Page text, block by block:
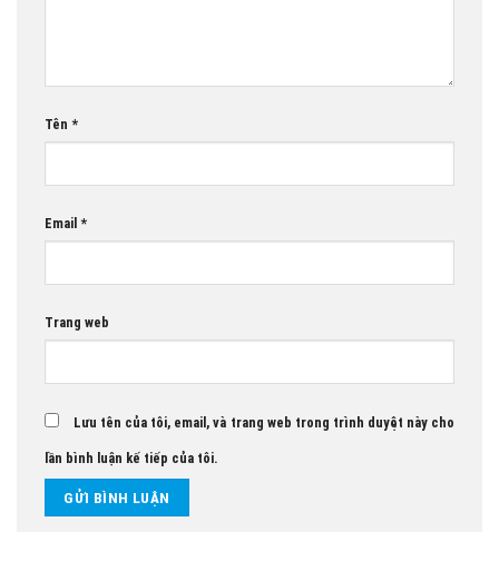
Tên *
Email *
Trang web
Lưu tên của tôi, email, và trang web trong trình duyệt này cho
lần bình luận kế tiếp của tôi.